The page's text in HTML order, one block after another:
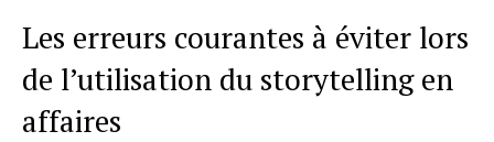
Les erreurs courantes à éviter lors
de l’utilisation du storytelling en
affaires